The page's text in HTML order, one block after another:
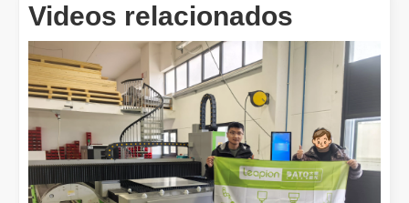
El team building de Leapion Red Leaf Valley ha llegado a una conclusión exitosa
Saliendo del ajetreo y el bullicio, nos embarcamos en un viaje
Videos relacionados